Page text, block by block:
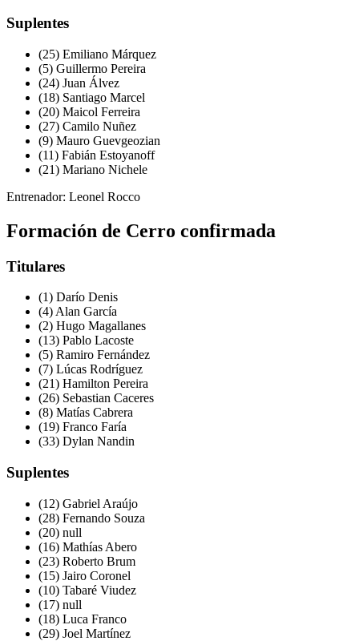
Suplentes
(25) Emiliano Márquez
(5) Guillermo Pereira
(24) Juan Álvez
(18) Santiago Marcel
(20) Maicol Ferreira
(27) Camilo Nuñez
(9) Mauro Guevgeozian
(11) Fabián Estoyanoff
(21) Mariano Nichele
Entrenador: Leonel Rocco
Formación de Cerro confirmada
Titulares
(1) Darío Denis
(4) Alan García
(2) Hugo Magallanes
(13) Pablo Lacoste
(5) Ramiro Fernández
(7) Lúcas Rodríguez
(21) Hamilton Pereira
(26) Sebastian Caceres
(8) Matías Cabrera
(19) Franco Faría
(33) Dylan Nandin
Suplentes
(12) Gabriel Araújo
(28) Fernando Souza
(20) null
(16) Mathías Abero
(23) Roberto Brum
(15) Jairo Coronel
(10) Tabaré Viudez
(17) null
(18) Luca Franco
(29) Joel Martínez